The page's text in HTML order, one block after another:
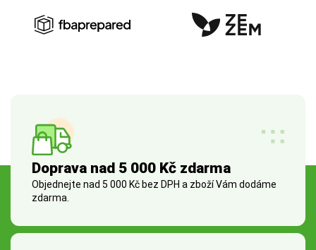
Doprava nad 5 000 Kč zdarma
Objednejte nad 5 000 Kč bez DPH a zboží Vám dodáme
zdarma.